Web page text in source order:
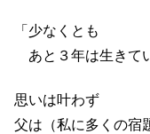
「少なくとも
あと３年は生きて
思いは叶わず
父は（私に多くの宿